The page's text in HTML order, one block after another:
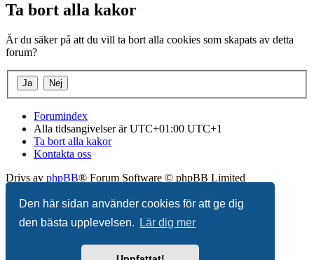
Den här sidan använder cookies för att ge dig
den bästa upplevelsen.
Lär dig mer
Ta bort alla kakor
Är du säker på att du vill ta bort alla cookies som skapats av detta
forum?
Forumindex
Alla tidsangivelser är UTC+01:00 UTC+1
Ta bort alla kakor
Kontakta oss
Drivs av phpBB® Forum Software © phpBB Limited
Swedish translation byphpBB Sweden © 2006-2018
Integritetspolicy |Användarvillkor